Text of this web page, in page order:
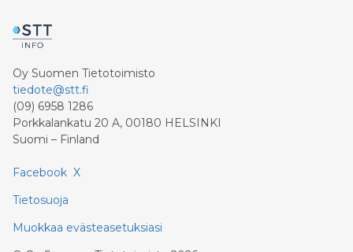
Oy Suomen Tietotoimisto
tiedote@stt.fi
(09) 6958 1286
Porkkalankatu 20 A, 00180 HELSINKI
Suomi – Finland
Facebook X
Tietosuoja
Muokkaa evästeasetuksiasi